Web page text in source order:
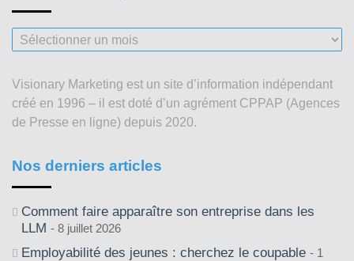
Nos
articles
2003
Visionary Marketing est un site d’information indépendant
créé en 1996 – il est doté d’un agrément CPPAP (Agences
de Presse en ligne) depuis 2020.
Nos derniers articles
Comment faire apparaître son entreprise dans les
LLM
8 juillet 2026
Employabilité des jeunes : cherchez le coupable
1